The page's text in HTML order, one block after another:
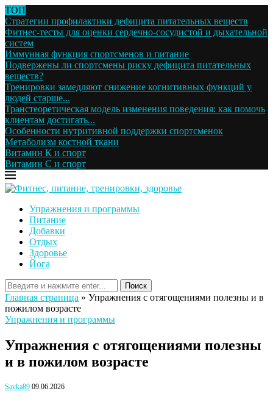
ТОП
Стратегии профилактики дефицита питательных веществ
Фитнес-тесты для оценки сердечно-сосудистой и дыхательной
систем
Иммунная функция спортсменов и питание
Подвержены ли спортсмены риску дефицита питательных
веществ?
Тренировки замедляют снижение когнитивных функций у
людей старше...
Транстеоретическая модель изменения поведения: как помочь
клиентам достигать...
Особенности нутритивной поддержки спортсменок
Метаболизм костной ткани
Витамин К и спорт
Витамин С и спорт
Упражнения и программы
Питание
Добавки
Отдых
Здоровье
Йога
Поиск
Главная страница » Упражнения с отягощениями полезны и в
пожилом возрасте
Упражнения и программы
Упражнения с отягощениями полезны
и в пожилом возрасте
Savka89 09.06.2026